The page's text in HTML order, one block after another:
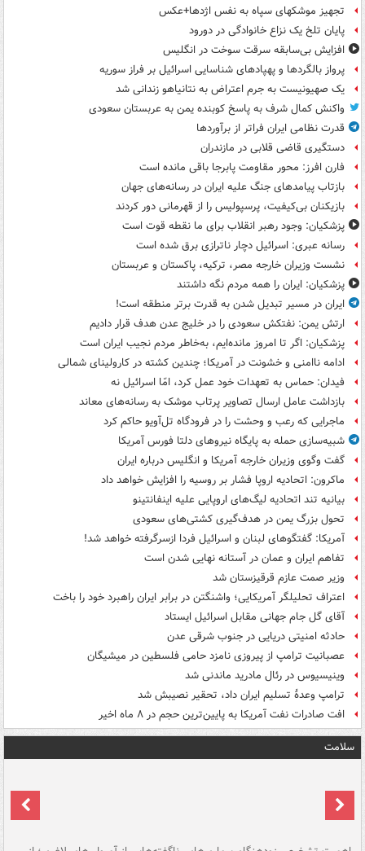
تجهیز موشکهای سپاه به نفس اژدها+عکس
پایان تلخ یک نزاع خانوادگی در دورود
افزایش بی‌سابقه سرقت سوخت در انگلیس
پرواز بالگردها و پهپادهای شناسایی اسرائیل بر فراز سوریه
یک صهیونیست به جرم اعتراض به نتانیاهو زندانی شد
واکنش کمال شرف به پاسخ کوبنده یمن به عربستان سعودی
قدرت نظامی ایران فراتر از برآوردها
دستگیری قاضی قلابی در مازندران
فارن افرز: محور مقاومت پابرجا باقی مانده است
بازتاب پیامدهای جنگ علیه ایران در رسانه‌های جهان
بازیکنان بی‌کیفیت، پرسپولیس را از قهرمانی دور کردند
پزشکیان: وجود رهبر انقلاب برای ما نقطه قوت است
رسانه عبری: اسرائیل دچار ناترازی برق شده است
نشست وزیران خارجه مصر، ترکیه، پاکستان و عربستان
پزشکیان: ایران را همه مردم نگه داشتند
ایران در مسیر تبدیل شدن به قدرت برتر منطقه است!
ارتش یمن: نفتکش سعودی را در خلیج عدن هدف قرار دادیم
پزشکیان: اگر تا امروز مانده‌ایم، به‌خاطر مردم نجیب ایران است
ادامه ناامنی و خشونت در آمریکا؛ چندین کشته در کارولینای شمالی
فیدان: حماس به تعهدات خود عمل کرد، امّا اسرائیل نه
بازداشت عامل ارسال تصاویر پرتاب موشک به رسانه‌های معاند
ماجرایی که رعب و وحشت را در فرودگاه تل‌آویو حاکم کرد
شبیه‌سازی حمله به پایگاه نیروهای دلتا فورس آمریکا
گفت وگوی وزیران خارجه آمریکا و انگلیس درباره ایران
ماکرون: اتحادیه اروپا فشار بر روسیه را افزایش خواهد داد
بیانیه تند اتحادیه لیگ‌های اروپایی علیه اینفانتینو
تحول بزرگ یمن در هدف‌گیری کشتی‌های سعودی
آمریکا: گفتگوهای لبنان و اسرائیل فردا ازسرگرفته خواهد شد!
تفاهم ایران و عمان در آستانه نهایی شدن است
وزیر صمت عازم قرقیزستان شد
اعتراف تحلیلگر آمریکایی؛ واشنگتن در برابر ایران راهبرد خود را باخت
آقای گل جام جهانی مقابل اسرائیل ایستاد
حادثه امنیتی دریایی در جنوب شرقی عدن
عصبانیت ترامپ از پیروزی نامزد حامی فلسطین در میشیگان
وینیسیوس در رئال مادرید ماندنی شد
ترامپ وعدۀ تسلیم ایران داد، تحقیر نصیبش شد
افت صادرات نفت آمریکا به پایین‌ترین حجم در ۸ ماه اخیر
سلامت